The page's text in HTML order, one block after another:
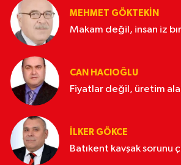
MEHMET GÖKTEKIN
Makam değil, insan iz
CAN HACIOĞLU
Fiyatlar değil, üretim
İLKER GÖKCE
Batıkent kavşak sorunu